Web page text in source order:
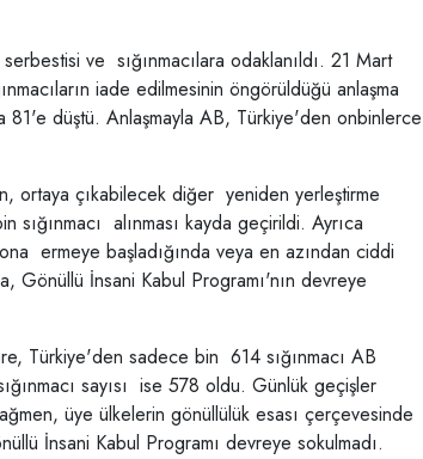
ve sığınmacılara odaklanıldı. 21 Mart
iade edilmesinin öngörüldüğü anlaşma
düştü. Anlaşmayla AB, Türkiye'den onbinlerce
ortaya çıkabilecek diğer yeniden yerleştirme
alınması kayda geçirildi. Ayrıca
ermeye başladığında veya en azından ciddi
Gönüllü İnsani Kabul Programı'nın devreye
Türkiye'den sadece bin 614 sığınmacı AB
sayısı ise 578 oldu. Günlük geçişler
üye ülkelerin gönüllülük esası çerçevesinde
İnsani Kabul Programı devreye sokulmadı.